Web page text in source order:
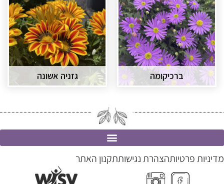
ברכיקומה גזניה אשונה
מדיניות פרטיותהצהרת נגישותתקנון האתר